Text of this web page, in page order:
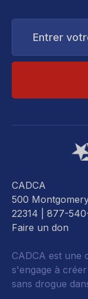
Entrer
Email...
CADCA
500
22314 | 877-
Faire un don
CADCA est une
s'engage à
sans drogue